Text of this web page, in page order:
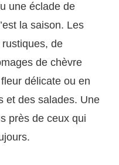
une éclade de
la saison. Les
de
de chèvre
délicate ou en
et des salades. Une
près de ceux qui